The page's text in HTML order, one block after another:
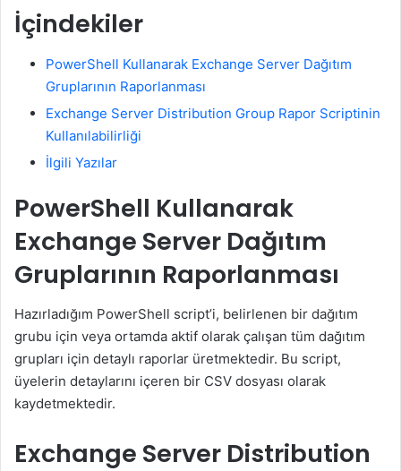
İçindekiler
PowerShell Kullanarak Exchange Server Dağıtım
Gruplarının Raporlanması
Exchange Server Distribution Group Rapor Scriptinin
Kullanılabilirliği
İlgili Yazılar
PowerShell Kullanarak
Exchange Server Dağıtım
Gruplarının Raporlanması
Hazırladığım PowerShell script’i, belirlenen bir dağıtım
grubu için veya ortamda aktif olarak çalışan tüm dağıtım
grupları için detaylı raporlar üretmektedir. Bu script,
üyelerin detaylarını içeren bir CSV dosyası olarak
kaydetmektedir.
Exchange Server Distribution